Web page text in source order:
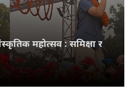
महोत्सव : समिक्षा र